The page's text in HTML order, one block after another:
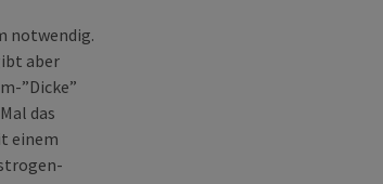
notwendig.
aber
”Dicke”
das
einem